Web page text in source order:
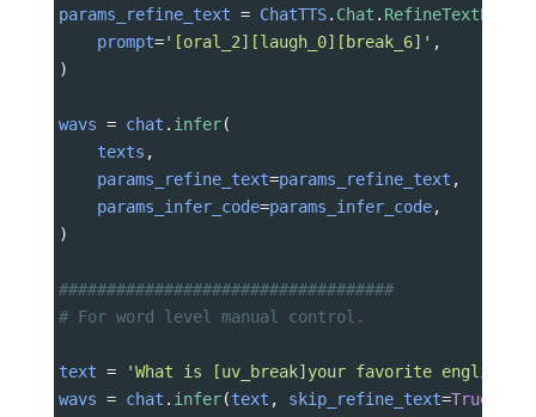
params_refine_text = ChatTTS. Chat . RefineTextParams
prompt='[oral_2][laugh_0][break_6]' ,
)
wavs = chat . infer(
texts ,
params_refine_text=params_refine_text ,
params_infer_code=params_infer_code,
)
###################################
# For word level manual control.
text =
'What is [uv_break]your favorite english
wavs = chat . infer(text , skip_refine_text=True